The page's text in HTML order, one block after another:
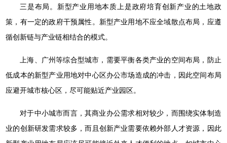
三是布局。新型产业用地本质上是政府培育创新产业的土地政
策，有一定的政府干预属性。新型产业用地不应全域散点布局，应遵
循创新链与产业链相结合的模式。
上海、广州等综合型城市，需要平衡各类产业的空间布局，防止
低成本的新型产业用地对中心区办公市场造成的冲击，因此空间布局
应避开城市核心区，尽可能贴近产业园区。
对于中小城市而言，其商业办公需求相对较少，而围绕实体制造
业的创新研发需求较多，而且创新产业需要依赖外部人才资源，因此